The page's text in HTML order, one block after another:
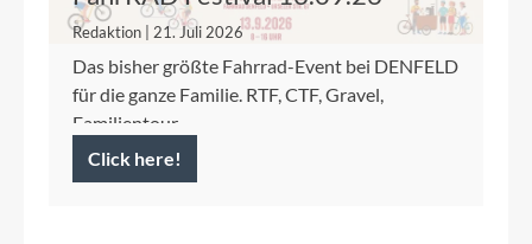
Redaktion | 21. Juli 2026
Das bisher größte Fahrrad-Event bei DENFELD
für die ganze Familie. RTF, CTF, Gravel,
Familientour.
Click here!